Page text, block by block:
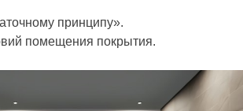
принципу».
помещения покрытия.